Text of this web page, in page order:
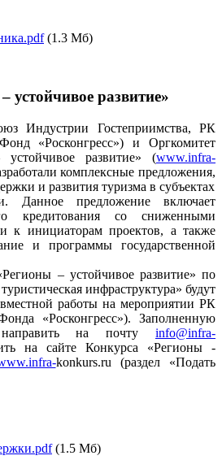
(1.3 Мб)
устойчивое развитие»
Индустрии Гостеприимства, РК
«Росконгресс») и Оргкомитет
развитие» (www.infra-
комплексные предложения,
и развития туризма в субъектах
Данное предложение включает
кредитования со сниженными
к инициаторам проектов, а также
и программы государственной
– устойчивое развитие» по
инфраструктура» будут
работы на мероприятии РК
«Росконгресс»). Заполненную
направить на почту info@infra-
на сайте Конкурса «Регионы -
konkurs.ru (раздел «Подать
(1.5 Мб)